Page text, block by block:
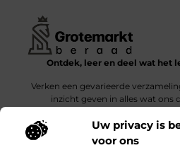
Uw privacy is
voor ons
Ontdek, leer en deel wat het
Verken een gevarieerde
inzicht geven in alles wat ons
Bericht categorie